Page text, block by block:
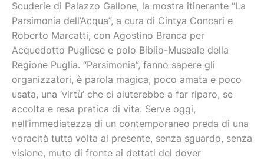
Scuderie di Palazzo Gallone, la mostra itinerante “La
Parsimonia dell’Acqua”, a cura di Cintya Concari e
Roberto Marcatti, con Agostino Branca per
Acquedotto Pugliese e polo Biblio-Museale della
Regione Puglia. “Parsimonia”, fanno sapere gli
organizzatori, è parola magica, poco amata e poco
usata, una ‘virtù’ che ci aiuterebbe a far riparo, se
accolta e resa pratica di vita. Serve oggi,
nell’immediatezza di un contemporaneo preda di una
voracità tutta volta al presente, senza sguardo, senza
visione, muto di fronte ai dettati del dover